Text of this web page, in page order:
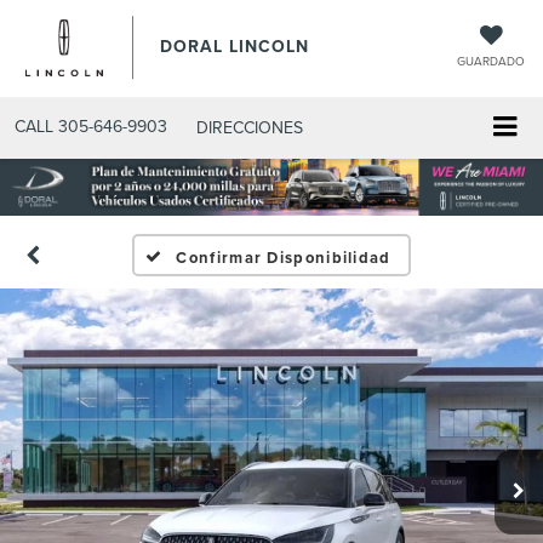
DORAL LINCOLN
GUARDADO
CALL 305-646-9903 DIRECCIONES
Confirmar Disponibilidad